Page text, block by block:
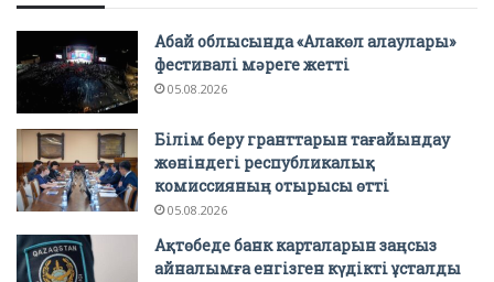
Абай облысында «Алакөл алаулары»
фестивалі мәреге жетті
05.08.2026
Білім беру гранттарын тағайындау
жөніндегі республикалық
комиссияның отырысы өтті
05.08.2026
Ақтөбеде банк карталарын заңсыз
айналымға енгізген күдікті ұсталды